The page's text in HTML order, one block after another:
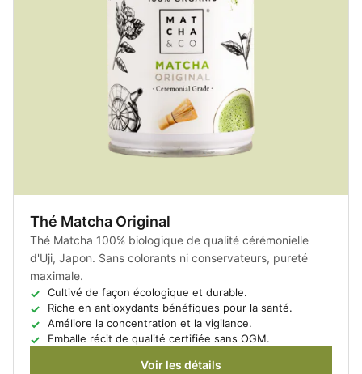
Thé Matcha Original
Thé Matcha 100% biologique de qualité cérémonielle
d'Uji, Japon. Sans colorants ni conservateurs, pureté
maximale.
Cultivé de façon écologique et durable.
Riche en antioxydants bénéfiques pour la santé.
Améliore la concentration et la vigilance.
Emballe récit de qualité certifiée sans OGM.
Voir les détails